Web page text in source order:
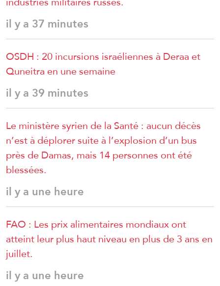
il y a 37 minutes
OSDH : 20 incursions israéliennes à Deraa et
Quneitra en une semaine
il y a 39 minutes
Le ministère syrien de la Santé : aucun décès
n’est à déplorer suite à l’explosion d’un bus
près de Damas, mais 14 personnes ont été
blessées.
il y a une heure
FAO : Les prix alimentaires mondiaux ont
atteint leur plus haut niveau en plus de 3 ans en
juillet.
il y a une heure